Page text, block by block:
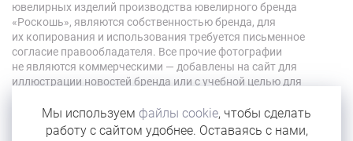
ювелирных изделий производства ювелирного бренда
«Роскошь», являются собственностью бренда, для
их копирования и использования требуется письменное
согласие правообладателя. Все прочие фотографии
не являются коммерческими — добавлены на сайт для
иллюстрации новостей бренда или с учебной целью для
© 2026 «Роскошь»
Мы используем файлы cookie, чтобы сделать
работу с сайтом удобнее. Оставаясь с нами,